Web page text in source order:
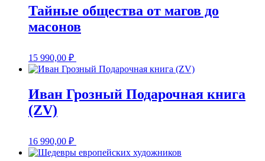
Тайные общества от магов до
масонов
15 990,00 ₽
Иван Грозный Подарочная книга
(ZV)
16 990,00 ₽